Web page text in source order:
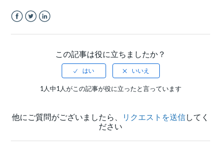
この記事は役に立ちましたか？
1人中1人がこの記事が役に立ったと言っています
他にご質問がございましたら、 リクエストを送信してく
ださい